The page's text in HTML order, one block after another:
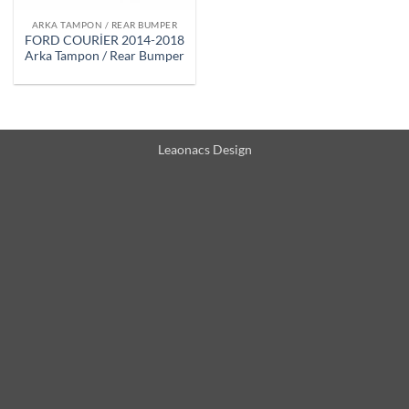
ARKA TAMPON / REAR BUMPER
FORD COURİER 2014-2018
Arka Tampon / Rear Bumper
Leaonacs Design